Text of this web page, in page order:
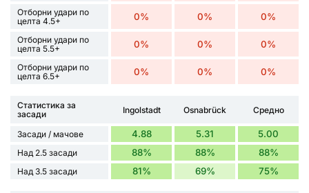
Отборни удари по
целта 4.5+
0% 0% 0%
Отборни удари по
целта 5.5+
0% 0% 0%
Отборни удари по
целта 6.5+
0% 0% 0%
Статистика за
засади
Ingolstadt Osnabrück Средно
Засади / мачове 4.88 5.31 5.00
Над 2.5 засади 88% 88% 88%
Над 3.5 засади 81% 69% 75%